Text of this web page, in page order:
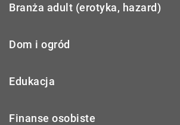
Branża adult (erotyka, hazard)
Dom i ogród
Edukacja
Finanse osobiste